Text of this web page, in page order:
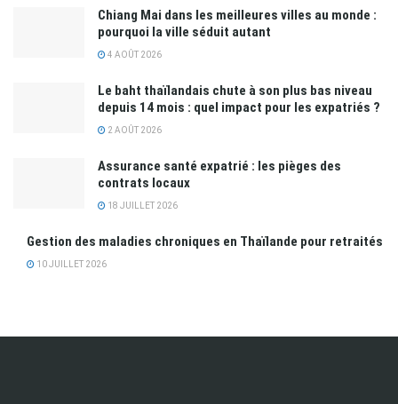
Chiang Mai dans les meilleures villes au monde :
pourquoi la ville séduit autant
4 AOÛT 2026
Le baht thaïlandais chute à son plus bas niveau
depuis 14 mois : quel impact pour les expatriés ?
2 AOÛT 2026
Assurance santé expatrié : les pièges des
contrats locaux
18 JUILLET 2026
Gestion des maladies chroniques en Thaïlande pour retraités
10 JUILLET 2026